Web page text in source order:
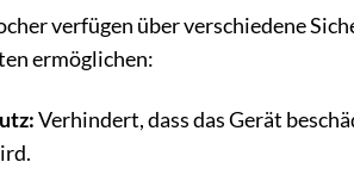
verfügen über verschiedene
ermöglichen:
Verhindert, dass das Gerät